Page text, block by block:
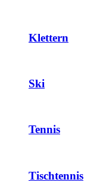
Klettern
Ski
Tennis
Tischtennis